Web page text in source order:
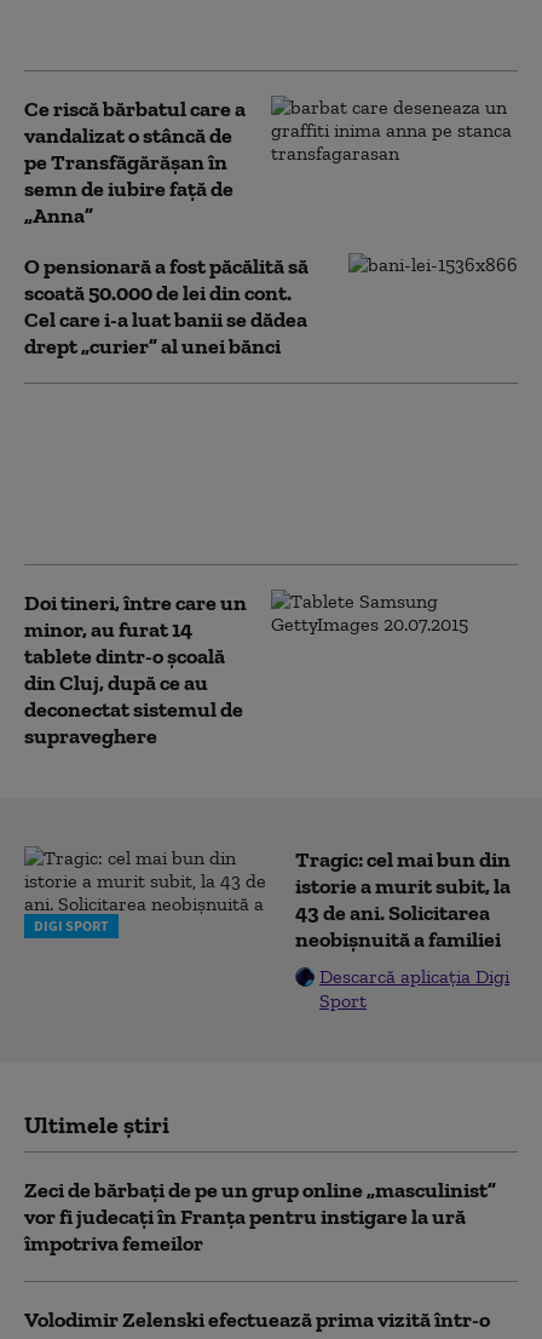
Ce riscă bărbatul care a
vandalizat o stâncă de
pe Transfăgărășan în
semn de iubire față de
„Anna”
O pensionară a fost păcălită să
scoată 50.000 de lei din cont.
Cel care i-a luat banii se dădea
drept „curier” al unei bănci
Doi tineri, între care un
minor, au furat 14
tablete dintr-o şcoală
din Cluj, după ce au
deconectat sistemul de
supraveghere
DIGI SPORT
Tragic: cel mai bun din
istorie a murit subit, la
43 de ani. Solicitarea
neobișnuită a familiei
Descarcă aplicația Digi
Sport
Ultimele știri
Zeci de bărbați de pe un grup online „masculinist”
vor fi judecați în Franța pentru instigare la ură
împotriva femeilor
Volodimir Zelenski efectuează prima vizită într-o